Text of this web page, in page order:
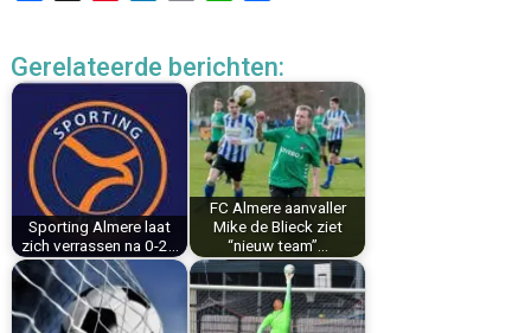
e
o
o
k
t
e
r
e
s
t
k
d
I
n
i
t
s
A
p
p
e
n
Gerelateerde berichten:
Sporting Almere laat
zich verrassen na 0-2…
FC Almere aanvaller
Mike de Blieck ziet
“nieuw team”…